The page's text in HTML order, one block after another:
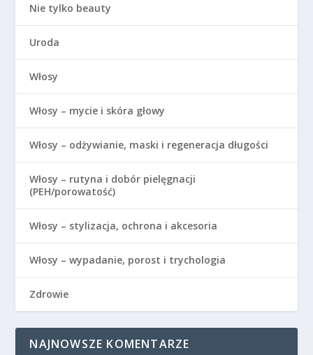
Nie tylko beauty
Uroda
Włosy
Włosy – mycie i skóra głowy
Włosy – odżywianie, maski i regeneracja długości
Włosy – rutyna i dobór pielęgnacji
(PEH/porowatość)
Włosy – stylizacja, ochrona i akcesoria
Włosy – wypadanie, porost i trychologia
Zdrowie
NAJNOWSZE KOMENTARZE